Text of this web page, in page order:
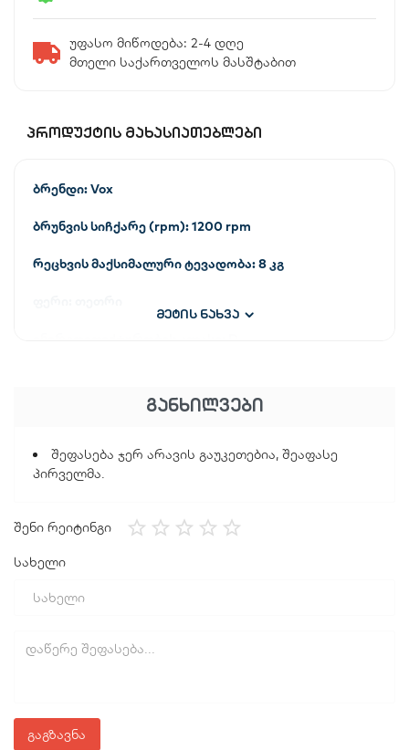
უფასო მიწოდება: 2-4 დღე
მთელი საქართველოს მასშტაბით
ᲞᲠᲝᲓᲣᲥᲢᲘᲡ ᲛᲐᲮᲐᲡᲘᲐᲗᲔᲑᲚᲔᲑᲘ
ბრენდი: Vox
ბრუნვის სიჩქარე (rpm): 1200 rpm
რეცხვის მაქსიმალური ტევადობა: 8 კგ
პროგრამების რაოდენობა: 15
სარეცხი ტემპერატურა: 20/30/40/60/90
ენერგიის მოხმარება (100 ციკლზე) (კვტ/სთ): 73
ხმაურის დონე (წურვის დროს): 76 დბ
ზომები და წონა
მეტის ნახვა
ᲒᲐᲜᲮᲘᲚᲕᲔᲑᲘ
შეფასება ჯერ არავის გაუკეთებია, შეაფასე
პირველმა.
შენი რეიტინგი
სახელი
გაგზავნა